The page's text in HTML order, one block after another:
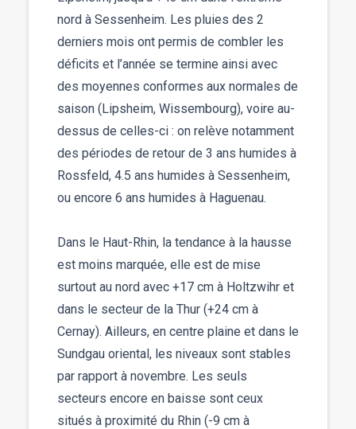
nord à Sessenheim. Les pluies des 2
derniers mois ont permis de combler les
déficits et l’année se termine ainsi avec
des moyennes conformes aux normales de
saison (Lipsheim, Wissembourg), voire au-
dessus de celles-ci : on relève notamment
des périodes de retour de 3 ans humides à
Rossfeld, 4.5 ans humides à Sessenheim,
ou encore 6 ans humides à Haguenau.
Dans le Haut-Rhin, la tendance à la hausse
est moins marquée, elle est de mise
surtout au nord avec +17 cm à Holtzwihr et
dans le secteur de la Thur (+24 cm à
Cernay). Ailleurs, en centre plaine et dans le
Sundgau oriental, les niveaux sont stables
par rapport à novembre. Les seuls
secteurs encore en baisse sont ceux
situés à proximité du Rhin (-9 cm à